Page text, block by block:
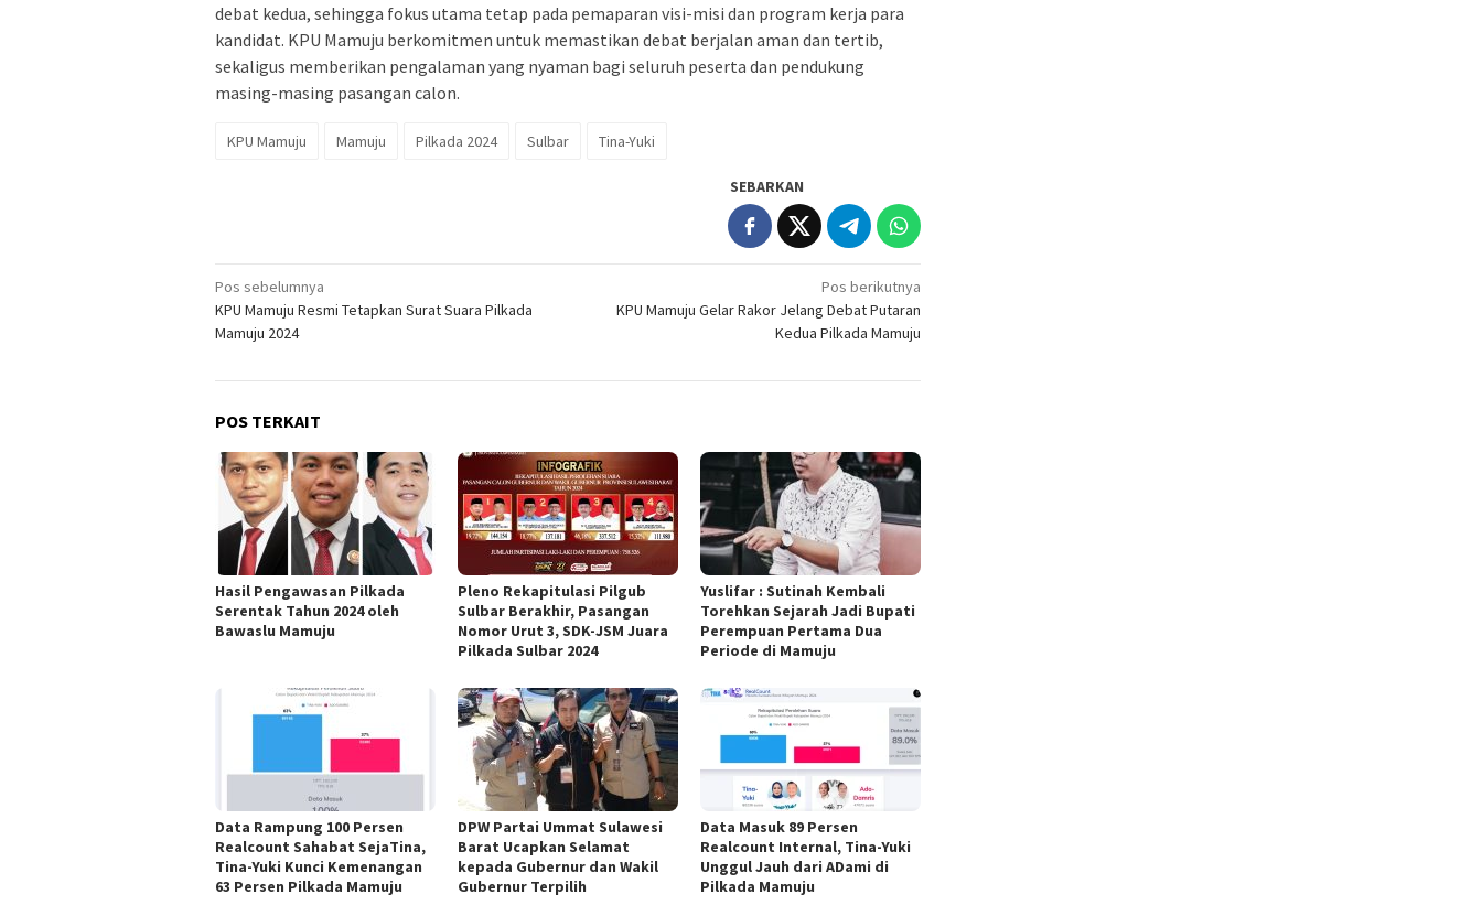
debat kedua, sehingga fokus utama tetap pada pemaparan visi-misi dan program kerja para
kandidat. KPU Mamuju berkomitmen untuk memastikan debat berjalan aman dan tertib,
sekaligus memberikan pengalaman yang nyaman bagi seluruh peserta dan pendukung
masing-masing pasangan calon.
KPU Mamuju Mamuju Pilkada 2024 Sulbar Tina-Yuki
SEBARKAN
Navigasi
pos
Pos sebelumnya
KPU Mamuju Resmi Tetapkan Surat Suara Pilkada
Mamuju 2024
Pos berikutnya
KPU Mamuju Gelar Rakor Jelang Debat Putaran
Kedua Pilkada Mamuju
POS TERKAIT
Hasil Pengawasan Pilkada
Serentak Tahun 2024 oleh
Bawaslu Mamuju
Pleno Rekapitulasi Pilgub
Sulbar Berakhir, Pasangan
Nomor Urut 3, SDK-JSM Juara
Pilkada Sulbar 2024
Yuslifar : Sutinah Kembali
Torehkan Sejarah Jadi Bupati
Perempuan Pertama Dua
Periode di Mamuju
Data Rampung 100 Persen
Realcount Sahabat SejaTina,
Tina-Yuki Kunci Kemenangan
63 Persen Pilkada Mamuju
DPW Partai Ummat Sulawesi
Barat Ucapkan Selamat
kepada Gubernur dan Wakil
Gubernur Terpilih
Data Masuk 89 Persen
Realcount Internal, Tina-Yuki
Unggul Jauh dari ADami di
Pilkada Mamuju